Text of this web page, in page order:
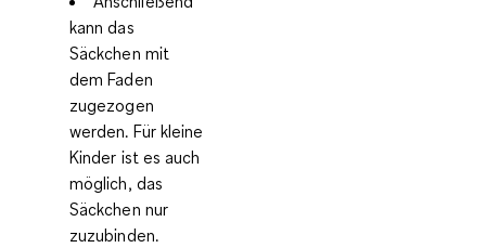
kann das
Säckchen mit
dem Faden
zugezogen
werden. Für kleine
Kinder ist es auch
möglich, das
Säckchen nur
zuzubinden.